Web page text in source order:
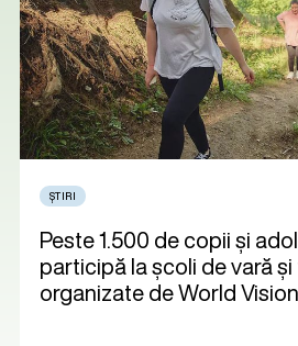
ȘTIRI
Peste 1.500 de copii și
participă la școli de vară
organizate de World